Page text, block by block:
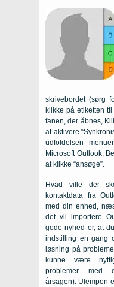
skrivebordet (sørg
klikke på etiketten
fanen, der åbnes,
at aktivere
udfoldelsen
Microsoft Outlook.
at klikke “ansøge”.
Hvad ville der
kontaktdata fra
med din enhed,
det vil importere
gode nyhed er, at
indstilling en gang
løsning på
kunne være
problemer med
årsagen). Ulempen